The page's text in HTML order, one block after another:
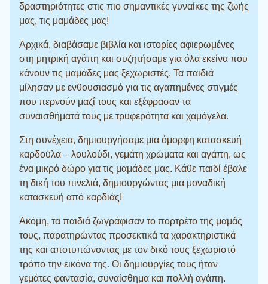
δραστηριότητες στις πιο σημαντικές γυναίκες της ζωής
μας, τις μαμάδες μας!
Αρχικά, διαβάσαμε βιβλία και ιστορίες αφιερωμένες
στη μητρική αγάπη και συζητήσαμε για όλα εκείνα που
κάνουν τις μαμάδες μας ξεχωριστές. Τα παιδιά
μίλησαν με ενθουσιασμό για τις αγαπημένες στιγμές
που περνούν μαζί τους και εξέφρασαν τα
συναισθήματά τους με τρυφερότητα και χαμόγελα.
Στη συνέχεια, δημιουργήσαμε μια όμορφη κατασκευή
καρδούλα – λουλούδι, γεμάτη χρώματα και αγάπη, ως
ένα μικρό δώρο για τις μαμάδες μας. Κάθε παιδί έβαλε
τη δική του πινελιά, δημιουργώντας μια μοναδική
κατασκευή από καρδιάς!
Ακόμη, τα παιδιά ζωγράφισαν το πορτρέτο της μαμάς
τους, παρατηρώντας προσεκτικά τα χαρακτηριστικά
της και αποτυπώνοντας με τον δικό τους ξεχωριστό
τρόπο την εικόνα της. Οι δημιουργίες τους ήταν
γεμάτες φαντασία, συναίσθημα και πολλή αγάπη.